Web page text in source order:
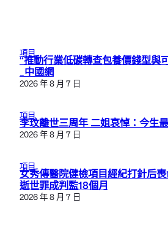
項目
“推動行業低碳轉查包養價錢型與
_中國網
2026 年 8 月 7 日
項目
李玟離世三周年 二姐哀悼：今生
2026 年 8 月 7 日
項目
女秀傳醫院健檢項目經紀打針后
逝世罪成判監18個月
2026 年 8 月 7 日